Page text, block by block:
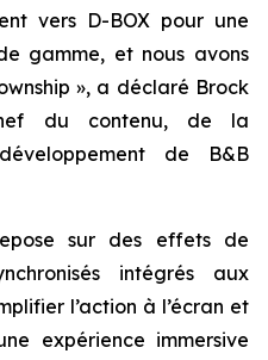
vers D-BOX pour une
gamme, et nous avons
», a déclaré Brock
du contenu, de la
de B&B
sur des effets de
intégrés aux
l’action à l’écran et
expérience immersive